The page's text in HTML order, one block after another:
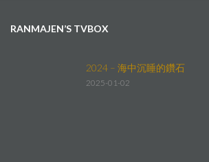
RANMAJEN’S TVBOX
2024 – 海中沉睡的鑽石
2025-01-02